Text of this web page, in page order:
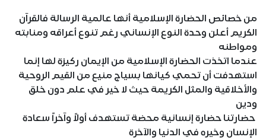
من خصائص الحضارة الإسلامية أنها عالمية الرسالة فالقرآن
الكريم أعلن وحدة النوع الإنساني رغم تنوع أعراقه ومنابته
ومواطنه
عندما اتخذت الحضارة الإسلامية من الإيمان ركيزة لها إنما
استهدفت أن تحمي كيانها بسياج منيع من القيم الروحية
والأخلاقية والمثل الكريمة حيث لا خير في علم دون خلق
ودين
حضارتنا حضارة إنسانية محضة تستهدف أولاً وآخراً سعادة
الإنسان وخيره في الدنيا والآخرة